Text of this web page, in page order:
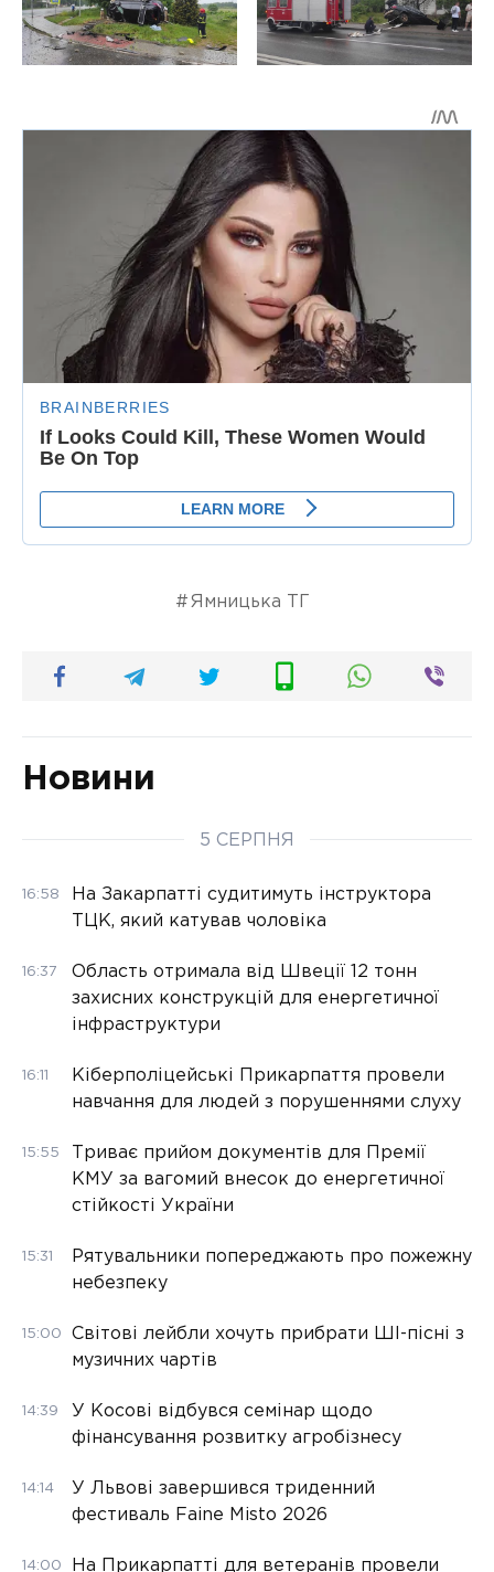
Ямницька ТГ
Новини
5 СЕРПНЯ
16:58
На Закарпатті судитимуть інструктора
ТЦК, який катував чоловіка
16:37
Область отримала від Швеції 12 тонн
захисних конструкцій для енергетичної
інфраструктури
16:11
Кіберполіцейські Прикарпаття провели
навчання для людей з порушеннями слуху
15:55
Триває прийом документів для Премії
КМУ за вагомий внесок до енергетичної
стійкості України
15:31
Рятувальники попереджають про пожежну
небезпеку
15:00
Світові лейбли хочуть прибрати ШІ-пісні з
музичних чартів
14:39
У Косові відбувся семінар щодо
фінансування розвитку агробізнесу
14:14
У Львові завершився триденний
фестиваль Faine Misto 2026
14:00 На Прикарпатті для ветеранів провели